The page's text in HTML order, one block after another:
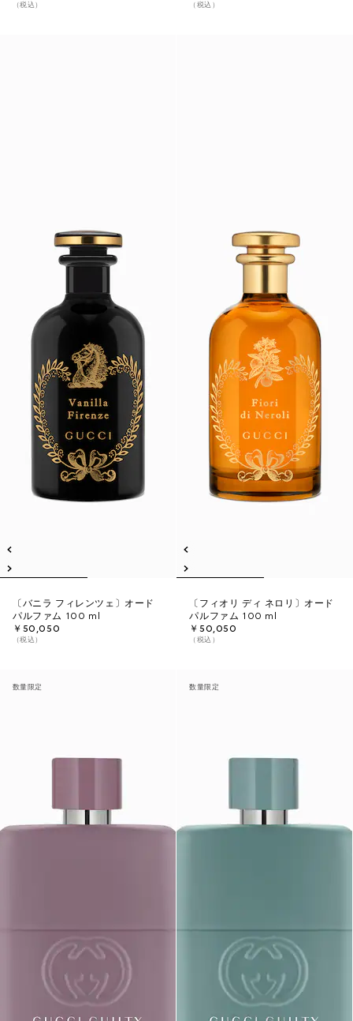
（税込） （税込）
〔バニラ フィレンツェ〕オード
パルファム 100 ml
￥50,050
（税込）
〔フィオリ ディ ネロリ〕オード
パルファム 100 ml
￥50,050
（税込）
数量限定 数量限定